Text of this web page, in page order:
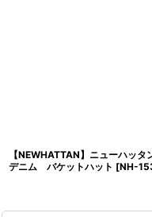
【NEWHATTAN】ニューハッタ
デニム バケットハット [NH-